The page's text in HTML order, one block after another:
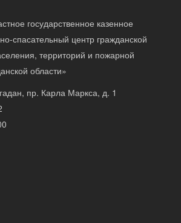
государственное казенное
спасательный центр гражданской
территорий и пожарной
области»
пр. Карла Маркса, д. 1